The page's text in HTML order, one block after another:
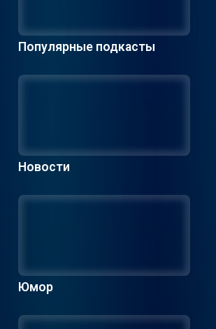
Популярные подкасты
Новости
Юмор